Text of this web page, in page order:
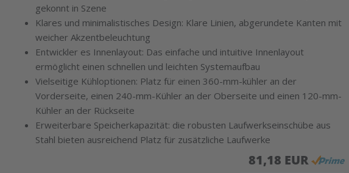
gekonnt in Szene
Klares und minimalistisches Design: Klare Linien, abgerundete Kanten mit
weicher Akzentbeleuchtung
Entwickler es Innenlayout: Das einfache und intuitive Innenlayout
ermöglicht einen schnellen und leichten Systemaufbau
Vielseitige Kühloptionen: Platz für einen 360-mm-kühler an der
Vorderseite, einen 240-mm-Kühler an der Oberseite und einen 120-mm-
Kühler an der Rückseite
Erweiterbare Speicherkapazität: die robusten Laufwerkseinschübe aus
Stahl bieten ausreichend Platz für zusätzliche Laufwerke
81,18 EUR